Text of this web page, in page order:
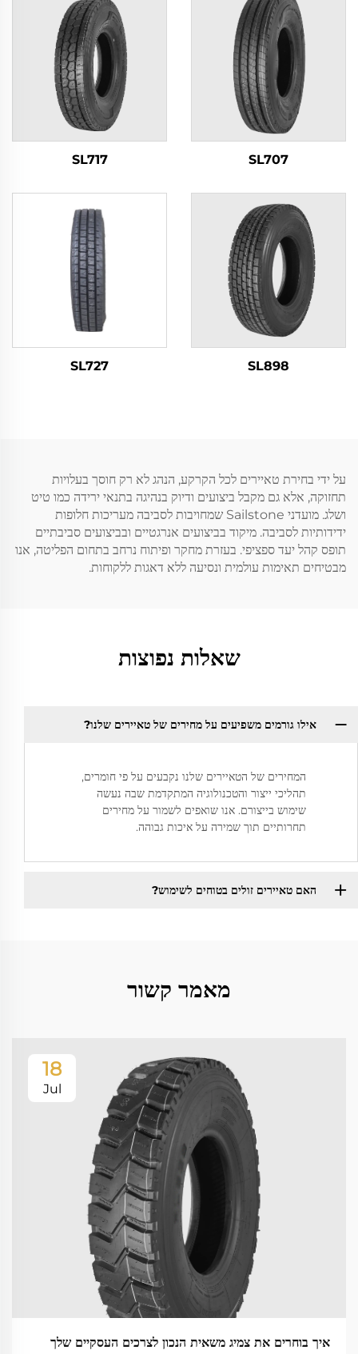
SL707
SL717
SL898
SL727
על ידי בחירת טאיירים לכל הקרקע, הנהג לא רק חוסך בעלויות
תחזוקה, אלא גם מקבל ביצועים ודיוק בנהיגה בתנאי ירידה כמו טיט
ושלג. מועדני Sailstone שמחויבות לסביבה מעריכות חלופות
ידידותיות לסביבה. מיקוד בביצועים אנרגטיים ובביצועים סביבתיים
תופס קהל יעד ספציפי. בעזרת מחקר ופיתוח נרחב בתחום הפליטה, אנו
מבטיחים תאימות עולמית ונסיעה ללא דאגות ללקוחות.
שאלות נפוצות
אילו גורמים משפיעים על מחירים של טאיירים שלנו?
המחירים של הטאיירים שלנו נקבעים על פי חומרים,
תהליכי ייצור והטכנולוגיה המתקדמת שבה נעשה
שימוש בייצורם. אנו שואפים לשמור על מחירים
תחרותיים תוך שמירה על איכות גבוהה.
האם טאיירים זולים בטוחים לשימוש?
מאמר קשור
18
Jul
איך בוחרים את צמיג משאית הנכון לצרכים העסקיים שלך